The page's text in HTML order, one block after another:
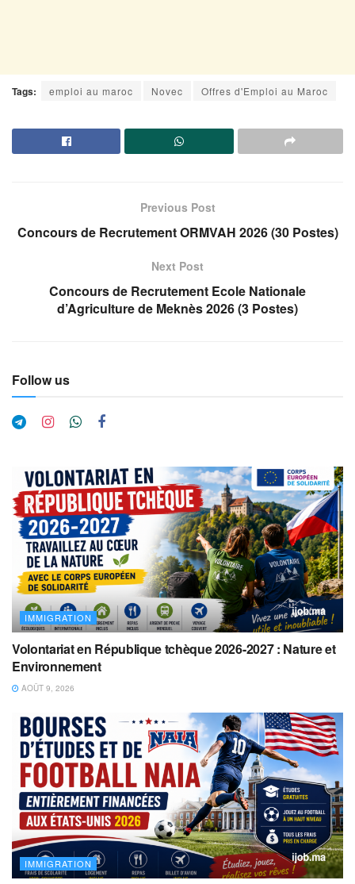
Tags: emploi au maroc Novec Offres d'Emploi au Maroc
Previous Post
Concours de Recrutement ORMVAH 2026 (30 Postes)
Next Post
Concours de Recrutement Ecole Nationale
d’Agriculture de Meknès 2026 (3 Postes)
Follow us
IMMIGRATION
Volontariat en République tchèque 2026-2027 : Nature et
Environnement
AOÛT 9, 2026
IMMIGRATION